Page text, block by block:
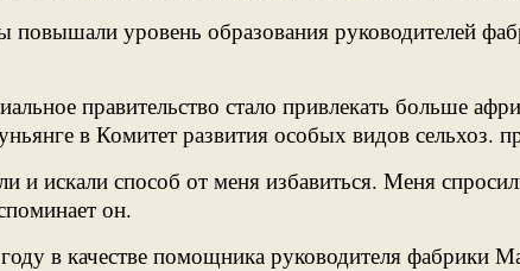
уровень образования руководителей
правительство стало привлекать больше
в Комитет развития особых видов сельхоз.
и искали способ от меня избавиться. Меня
он.
в качестве помощника руководителя фабрики